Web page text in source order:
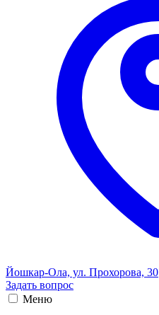
Йошкар-Ола, ул. Прохорова, 30
Задать вопрос
Меню